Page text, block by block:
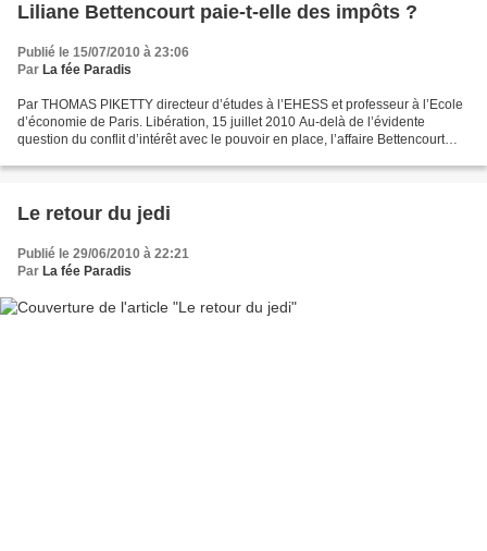
Liliane Bettencourt paie-t-elle des impôts ?
Publié le 15/07/2010 à 23:06
Par La fée Paradis
Par THOMAS PIKETTY directeur d’études à l’EHESS et professeur à l’Ecole
d’économie de Paris. Libération, 15 juillet 2010 Au-delà de l’évidente
question du conflit d’intérêt avec le pouvoir en place, l’affaire Bettencourt
Le retour du jedi
Publié le 29/06/2010 à 22:21
Par La fée Paradis